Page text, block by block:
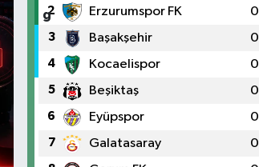
2 Erzurumspor FK 0
3 Başakşehir 0
4 Kocaelispor 0
5 Beşiktaş 0
6 Eyüpspor 0
7 Galatasaray 0